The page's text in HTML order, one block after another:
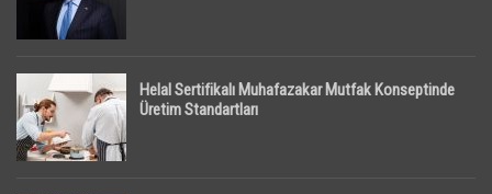
Helal Sertifikalı Muhafazakar Mutfak Konseptinde
Üretim Standartları